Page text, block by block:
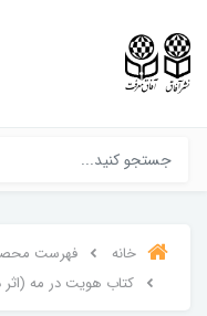
خانه
فهرست
کتاب هویت در مه (اثر